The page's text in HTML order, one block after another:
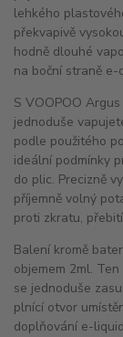
lehkého
překvapivě
hodně dlouhé
na boční straně e-
S VOOPOO
jednoduše
podle použitého
ideální podmínky
do plic. Precizně
příjemně volný
proti zkratu,
Balení kromě
objemem 2ml.
se jednoduše
plnící otvor
doplňování e-